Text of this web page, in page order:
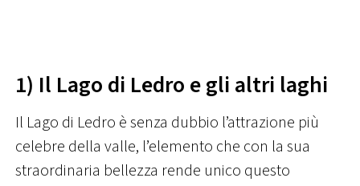
1) Il Lago di Ledro e gli altri laghi
Il Lago di Ledro è senza dubbio l’attrazione più
celebre della valle, l’elemento che con la sua
straordinaria bellezza rende unico questo